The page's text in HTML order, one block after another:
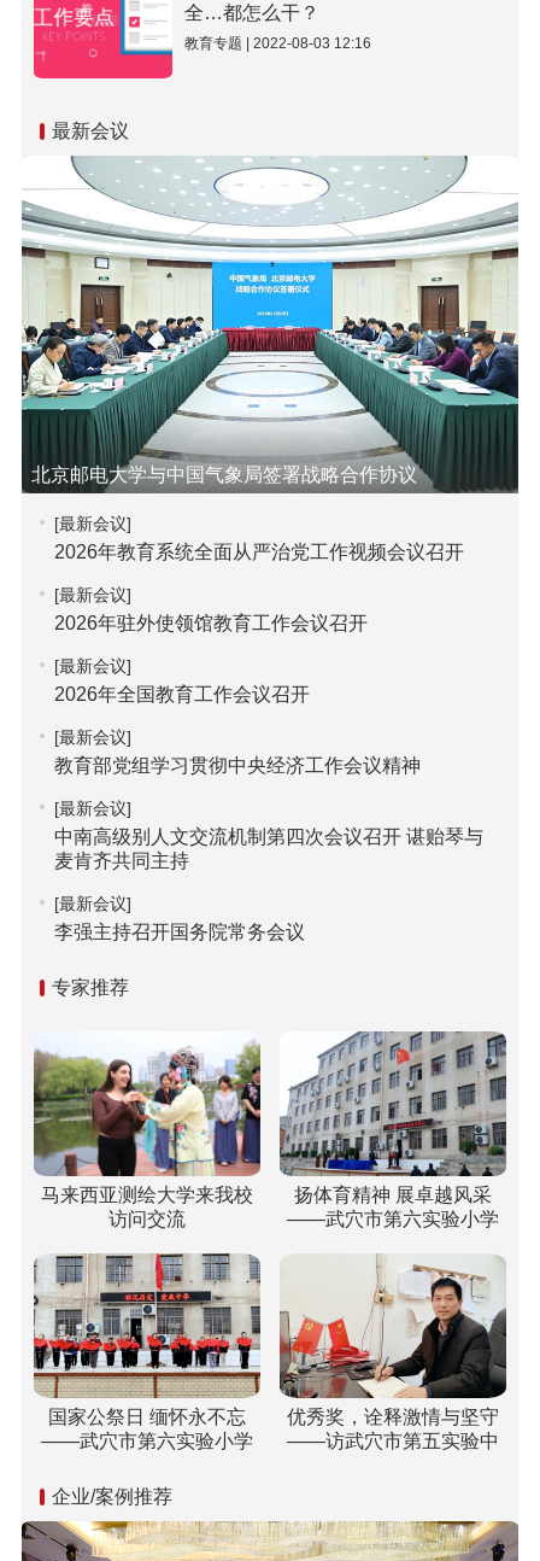
全…都怎么干？
教育专题 | 2022-08-03 12:16
最新会议
北京邮电大学与中国气象局签署战略合作协议
[最新会议]
2026年教育系统全面从严治党工作视频会议召开
[最新会议]
2026年驻外使领馆教育工作会议召开
[最新会议]
2026年全国教育工作会议召开
[最新会议]
教育部党组学习贯彻中央经济工作会议精神
[最新会议]
中南高级别人文交流机制第四次会议召开 谌贻琴与
麦肯齐共同主持
[最新会议]
李强主持召开国务院常务会议
专家推荐
马来西亚测绘大学来我校
访问交流
扬体育精神 展卓越风采
——武穴市第六实验小学
园！
国家公祭日 缅怀永不忘
——武穴市第六实验小学
优秀奖，诠释激情与坚守
——访武穴市第五实验中
企业/案例推荐